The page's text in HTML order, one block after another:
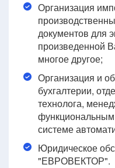
Организация
документов для
произведенной
многое другое;
Организация и
бухгалтерии,
технолога,
функциональным
системе
Юридическое
"ЕВРОВЕКТОР".